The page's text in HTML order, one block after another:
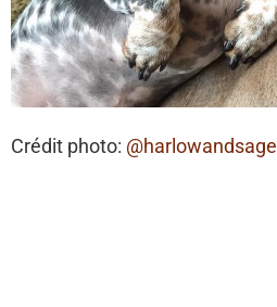
Crédit photo: @harlowandsage